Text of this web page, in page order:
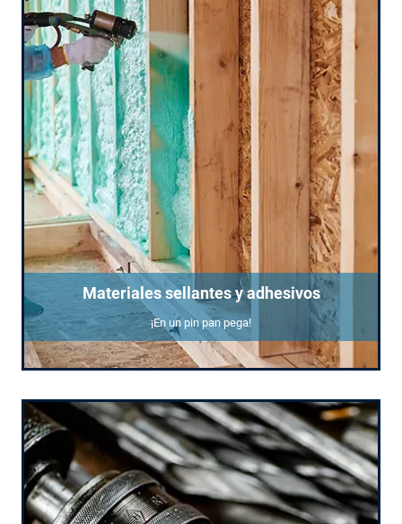
Materiales sellantes y adhesivos
¡En un pin pan pega!